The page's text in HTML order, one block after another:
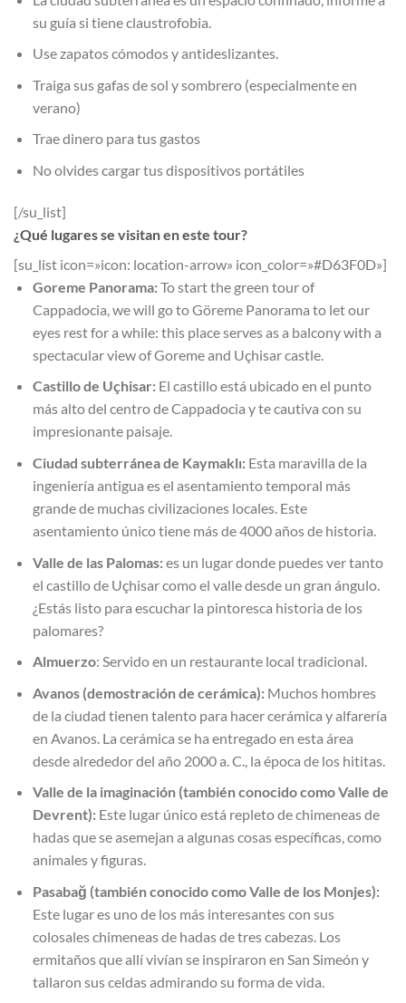
su guía si tiene claustrofobia.
Use zapatos cómodos y antideslizantes.
Traiga sus gafas de sol y sombrero (especialmente en
verano)
Trae dinero para tus gastos
No olvides cargar tus dispositivos portátiles
[/su_list]
¿Qué lugares se visitan en este tour?
[su_list icon=»icon: location-arrow» icon_color=»#D63F0D»]
Goreme Panorama:To start the green tour of
Cappadocia, we will go to Göreme Panorama to let our
eyes rest for a while: this place serves as a balcony with a
spectacular view of Goreme and Uçhisar castle.
Castillo de Uçhisar:El castillo está ubicado en el punto
más alto del centro de Cappadocia y te cautiva con su
impresionante paisaje.
Ciudad subterránea de Kaymaklı:Esta maravilla de la
ingeniería antigua es el asentamiento temporal más
grande de muchas civilizaciones locales. Este
asentamiento único tiene más de 4000 años de historia.
Valle de las Palomas:es un lugar donde puedes ver tanto
el castillo de Uçhisar como el valle desde un gran ángulo.
¿Estás listo para escuchar la pintoresca historia de los
palomares?
Almuerzo: Servido en un restaurante local tradicional.
Avanos (demostración de cerámica):Muchos hombres
de la ciudad tienen talento para hacer cerámica y alfarería
en Avanos. La cerámica se ha entregado en esta área
desde alrededor del año 2000 a. C., la época de los hititas.
Valle de la imaginación (también conocido como Valle de
Devrent):Este lugar único está repleto de chimeneas de
hadas que se asemejan a algunas cosas específicas, como
animales y figuras.
Pasabağ (también conocido como Valle de los Monjes):
Este lugar es uno de los más interesantes con sus
colosales chimeneas de hadas de tres cabezas. Los
ermitaños que allí vivían se inspiraron en San Simeón y
tallaron sus celdas admirando su forma de vida.